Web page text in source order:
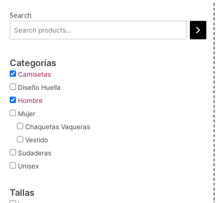
Search
Categorías
Camisetas
Diseño Huella
Hombre
Mujer
Chaquetas Vaqueras
Vestido
Sudaderas
Unisex
Tallas